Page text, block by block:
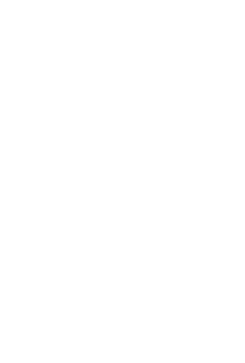
Hartjes